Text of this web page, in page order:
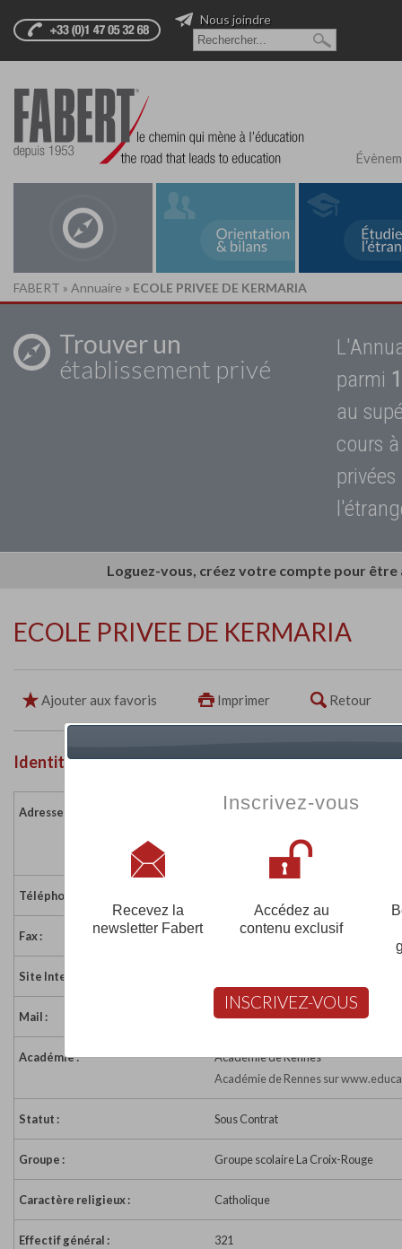
Nous joindre
FABERT » Annuaire » ECOLE PRIVEE DE KERMARIA
Trouver un
établissement privé
parmi
au
cours
Loguez-vous, créez votre compte pour
ECOLE PRIVEE DE KERMARIA
Ajouter aux favoris Imprimer Retour
Identité de l'établissement
Adresse :
40 rue de Kermaria
Téléphone :
Fax : 02 98 03 65 75
Site Internet :
Mail : kermaria@lacroixrouge-brest.fr
Académie :
Académie de Rennes
Académie de Rennes sur
Statut : Sous Contrat
Groupe : Groupe scolaire La Croix-Rouge
Caractère religieux : Catholique
Effectif général : 321
Inscrivez-vous
Recevez la
newsletter Fabert
Accédez au
contenu exclusif
INSCRIVEZ-VOUS